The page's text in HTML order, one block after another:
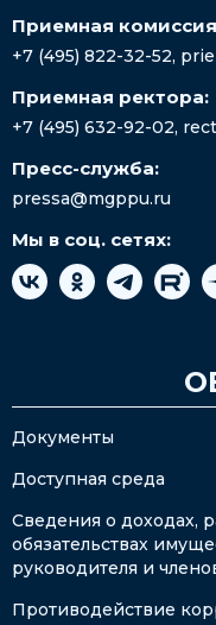
Приемная
+7 (495) 822-32-52,
Приемная ректора:
+7 (495) 632-92-02,
Пресс-служба:
pressa@mgppu.ru
Мы в соц. сетях:
Документы
Доступная среда
Сведения о доходах,
обязательствах
руководителя и
Противодействие